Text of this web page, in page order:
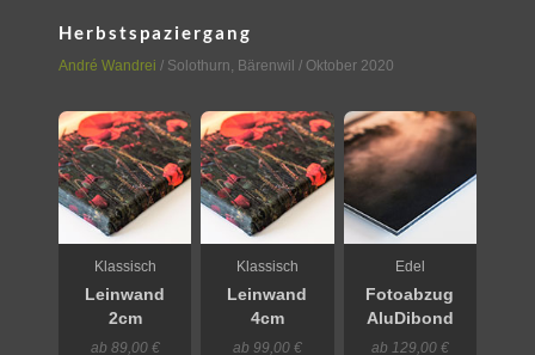
Herbstspaziergang
André Wandrei / Solothurn, Bärenwil / Oktober 2020
Klassisch
Leinwand
2cm
ab 89,00 €
Klassisch
Leinwand
4cm
ab 99,00 €
Edel
Fotoabzug
AluDibond
ab 129,00 €